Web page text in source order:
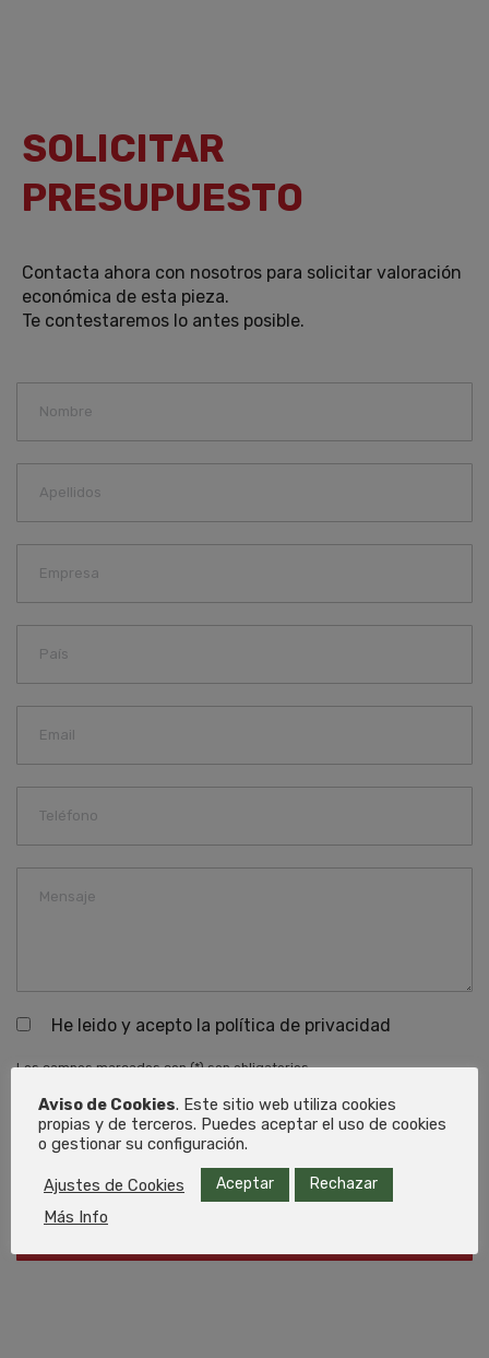
SOLICITAR
PRESUPUESTO
Contacta ahora con nosotros para solicitar valoración
económica de esta pieza.
Te contestaremos lo antes posible.
He leido y acepto la política de privacidad
Los campos marcados con (*) son obligatorios.
2. Propósito de datos: Relación comercial e información sobre nuestros
productos y servicios.
3. Almacenamiento de datos: Base de datos alojada en Cloudflare
4. Derechos: En cualquier momento puedelimitar, recuperar, y eliminar
su información.
Aviso de Cookies. Este sitio web utiliza cookies
propias y de terceros. Puedes aceptar el uso de cookies
o gestionar su configuración.
Ajustes de Cookies Aceptar Rechazar
Más Info